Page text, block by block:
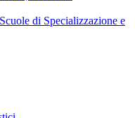
Scuole di Specializzazione e